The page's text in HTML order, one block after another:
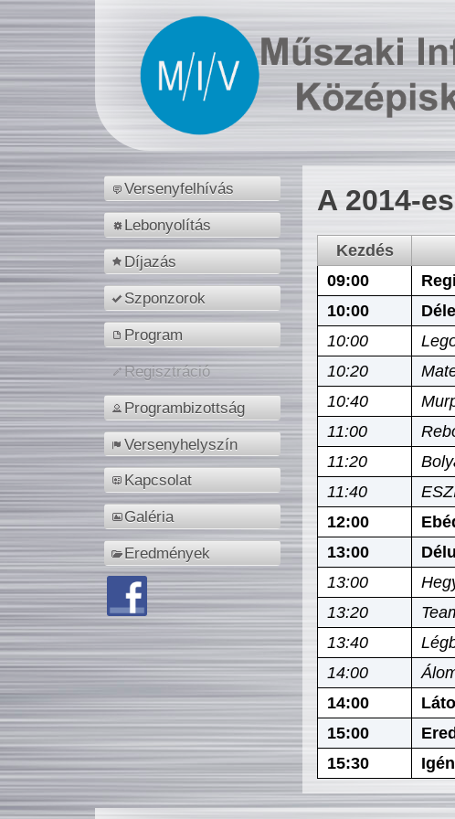
Versenyfelhívás
Lebonyolítás
Díjazás
Szponzorok
Program
Regisztráció
Programbizottság
Versenyhelyszín
Kapcsolat
Galéria
Eredmények
A 2014-
Kezdés
09:00
10:00
10:00
10:20
10:40
11:00
11:20
11:40
12:00
13:00
13:00
13:20
13:40
14:00
14:00
15:00
15:30